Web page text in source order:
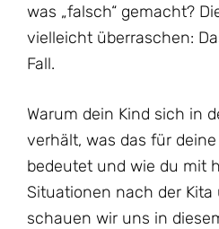
was „falsch“ gemacht?
vielleicht überraschen:
Fall.
Warum dein Kind sich in
verhält, was das für
bedeutet und wie du mit
Situationen nach der Kita
schauen wir uns in